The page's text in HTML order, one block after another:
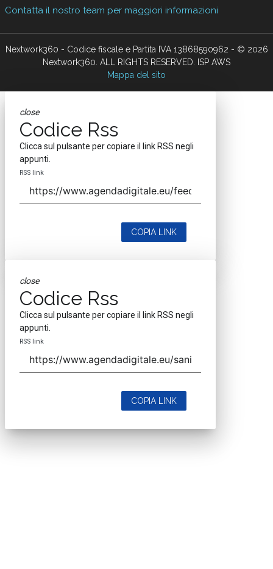
Contatta il nostro team per maggiori informazioni
Nextwork360 - Codice fiscale e Partita IVA 13868590962 - © 2026
Nextwork360. ALL RIGHTS RESERVED. ISP AWS
Mappa del sito
close
Codice Rss
Clicca sul pulsante per copiare il link RSS negli
appunti.
RSS link
COPIA LINK
close
Codice Rss
Clicca sul pulsante per copiare il link RSS negli
appunti.
RSS link
COPIA LINK